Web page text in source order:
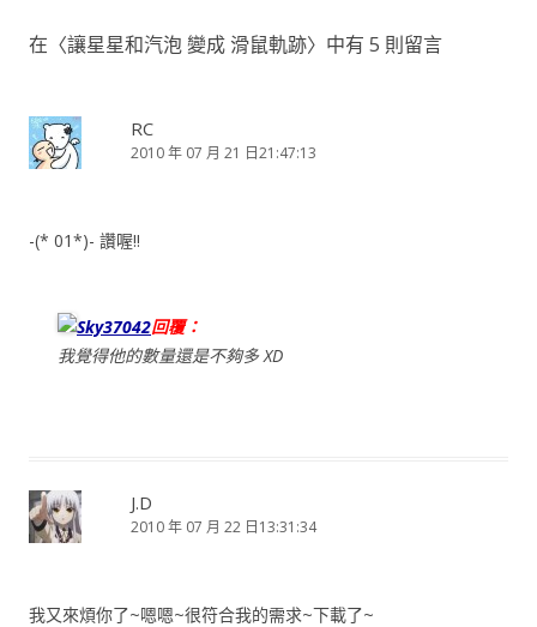
在〈讓星星和汽泡 變成 滑鼠軌跡〉中有 5 則留言
RC
2010 年 07 月 21 日21:47:13
-(* 01*)- 讚喔!!
Sky37042回覆：
我覺得他的數量還是不夠多 XD
J.D
2010 年 07 月 22 日13:31:34
我又來煩你了~嗯嗯~很符合我的需求~下載了~